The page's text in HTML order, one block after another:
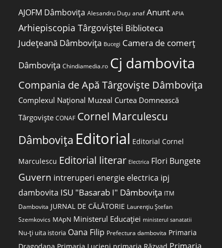
AJOFM Dâmbovița Alesandru Duțu anaf Anunt APIA
Arhiepiscopia Târgoviștei Biblioteca
Județeană Dâmbovița Bucegi Camera de comerț
Dâmbovița Chindiamedia.ro Cj dambovita
Compania de Apă Târgoviște Dâmbovița
Complexul Național Muzeal Curtea Domnească
Târgoviște CONAF Cornel Marculescu
Dâmbovița Editorial Editorial Cornel
Marculescu Editorial literar Electrica Flori Bungete
Guvern intreruperi energie electrica ipj
dambovita ISU "Basarab I" Dâmbovița ITM
Dambovita JURNAL DE CĂLĂTORIE Laurențiu Ștefan
Szemkovics MApN Ministerul Educației ministerul sanatatii
Nu-ți uita istoria Oana Filip Prefectura dambovita Primaria